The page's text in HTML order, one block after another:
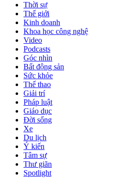
Thời sự
Thế giới
Kinh doanh
Khoa học công nghệ
Video
Podcasts
Góc nhìn
Bất động sản
Sức khỏe
Thể thao
Giải trí
Pháp luật
Giáo dục
Đời sống
Xe
Du lịch
Ý kiến
Tâm sự
Thư giãn
Spotlight